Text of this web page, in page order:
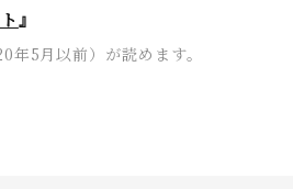
』
5月以前）が読めます。